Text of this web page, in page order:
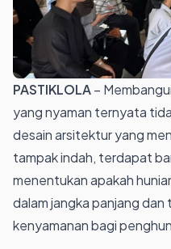
PASTIKLOLA–
yang nyaman ternyata
desain arsitektur yang
tampak indah, terdapat
menentukan apakah
dalam jangka panjang
kenyamanan bagi